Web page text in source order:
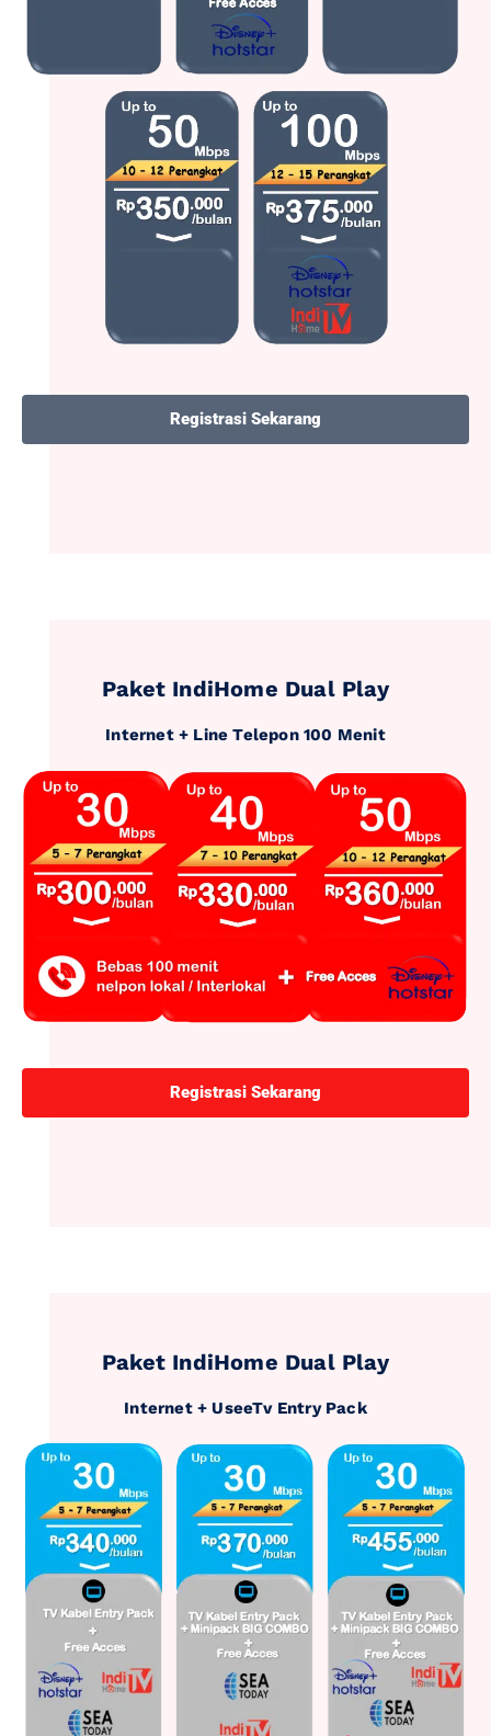
Registrasi Sekarang
Paket IndiHome Dual Play
Internet + Line Telepon 100 Menit
Registrasi Sekarang
Paket IndiHome Dual Play
Internet + UseeTv Entry Pack